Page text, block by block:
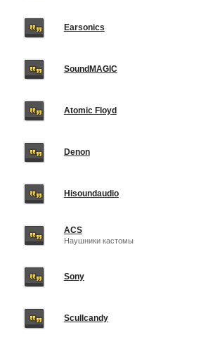
Earsonics
SoundMAGIC
Atomic Floyd
Denon
Hisoundaudio
ACS
Наушники кастомы
Sony
Scullcandy